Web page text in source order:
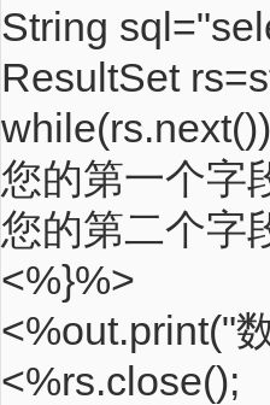
String
ResultSet
您的第一个字
您的第二个字
<%}%>
<%out.print("
<%rs.close();